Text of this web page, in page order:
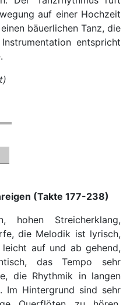
auf einer Hochzeit
bäuerlichen Tanz, die
entspricht
(Takte 177-238)
hohen Streicherklang,
die Melodik ist lyrisch,
auf und ab gehend,
das Tempo sehr
die Rhythmik in langen
Im Hintergrund sind sehr